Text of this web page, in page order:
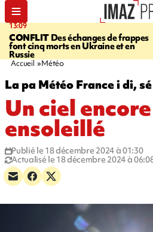
13:09
CONFLIT Des échanges de frappes
font cinq morts en Ukraine et en
Russie
Accueil Météo
La pa Météo France i di,
Un ciel
ensoleillé
Publié le 18 décembre 2024 à 01:30
Actualisé le 18 décembre 2024 à